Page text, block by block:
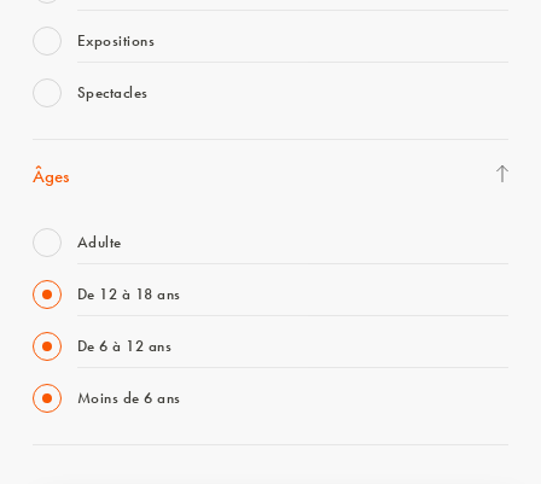
Expositions
Spectacles
Âges
Adulte
De 12 à 18 ans
De 6 à 12 ans
Moins de 6 ans